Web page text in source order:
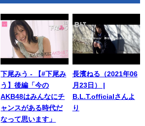
下尾みう - 【#下尾み
う】後編「今の
AKB48はみんなにチ
ャンスがある時代だ
なって思います」
長濱ねる（2021年06
月23日） |
B.L.T.officialさんよ
り